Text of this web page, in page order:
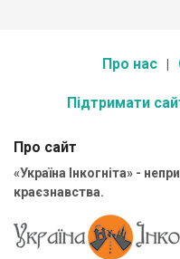
Про нас
Підтримати
Про сайт
«Україна Інкогніта» -
краєзнавства.